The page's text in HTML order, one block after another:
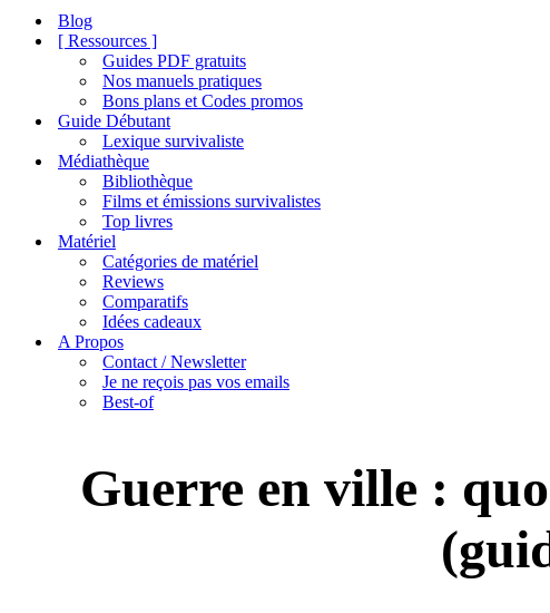
navigation
Blog
[ Ressources ]
Guides PDF gratuits
Nos manuels pratiques
Bons plans et Codes promos
Guide Débutant
Lexique survivaliste
Médiathèque
Bibliothèque
Films et émissions survivalistes
Top livres
Matériel
Catégories de matériel
Reviews
Comparatifs
Idées cadeaux
A Propos
Contact / Newsletter
Je ne reçois pas vos emails
Best-of
Guerre en ville :